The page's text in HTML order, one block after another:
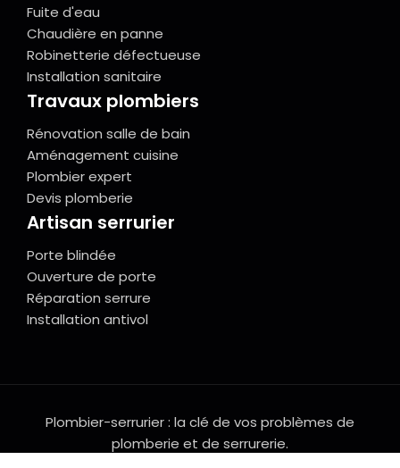
Fuite d'eau
Chaudière en panne
Robinetterie défectueuse
Installation sanitaire
Travaux plombiers
Rénovation salle de bain
Aménagement cuisine
Plombier expert
Devis plomberie
Artisan serrurier
Porte blindée
Ouverture de porte
Réparation serrure
Installation antivol
Plombier-serrurier : la clé de vos problèmes de
plomberie et de serrurerie.